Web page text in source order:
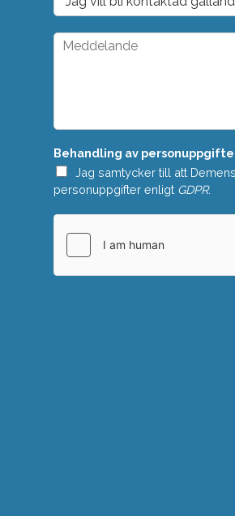
t
*
o
p
M
a
d
e
*
Behandling av
Jag samtycker till att
personuppgifter enligt GDPR.